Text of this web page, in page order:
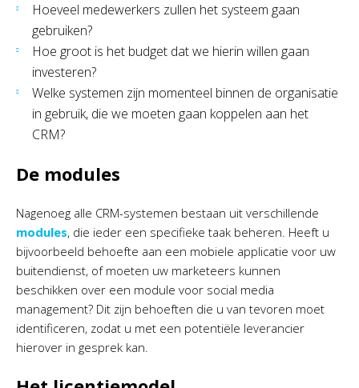
Hoeveel medewerkers zullen het systeem gaan
gebruiken?
Hoe groot is het budget dat we hierin willen gaan
investeren?
Welke systemen zijn momenteel binnen de organisatie
in gebruik, die we moeten gaan koppelen aan het
CRM?
De modules
Nagenoeg alle CRM-systemen bestaan uit verschillende
modules, die ieder een specifieke taak beheren. Heeft u
bijvoorbeeld behoefte aan een mobiele applicatie voor uw
buitendienst, of moeten uw marketeers kunnen
beschikken over een module voor social media
management? Dit zijn behoeften die u van tevoren moet
identificeren, zodat u met een potentiële leverancier
hierover in gesprek kan.